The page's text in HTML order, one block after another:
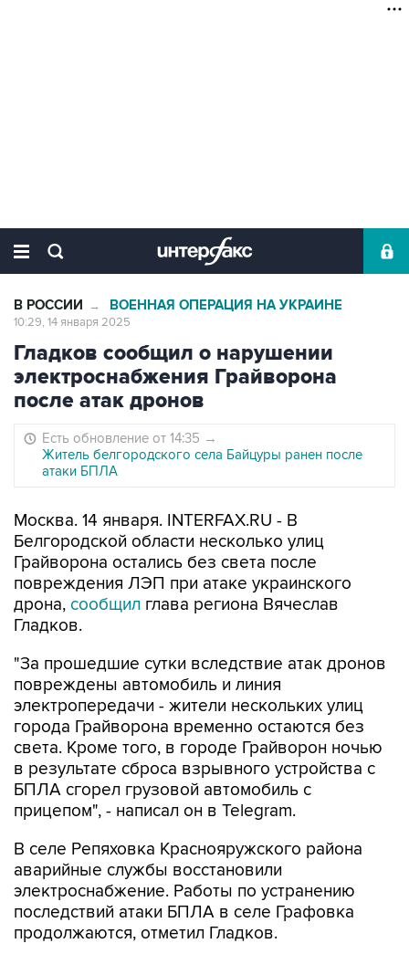
В РОССИИ → ВОЕННАЯ ОПЕРАЦИЯ НА УКРАИНЕ
10:29, 14 января 2025
Гладков сообщил о нарушении
электроснабжения Грайворона
после атак дронов
Есть обновление от 14:35 →
Житель белгородского села Байцуры ранен после
атаки БПЛА
Москва. 14 января. INTERFAX.RU - В
Белгородской области несколько улиц
Грайворона остались без света после
повреждения ЛЭП при атаке украинского
дрона, сообщил глава региона Вячеслав
Гладков.
"За прошедшие сутки вследствие атак дронов
повреждены автомобиль и линия
электропередачи - жители нескольких улиц
города Грайворона временно остаются без
света. Кроме того, в городе Грайворон ночью
в результате сброса взрывного устройства с
БПЛА сгорел грузовой автомобиль с
прицепом", - написал он в Telegram.
В селе Репяховка Краснояружского района
аварийные службы восстановили
электроснабжение. Работы по устранению
последствий атаки БПЛА в селе Графовка
продолжаются, отметил Гладков.